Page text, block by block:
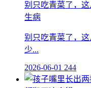
别只吃青菜了，
生病
别只吃青菜了，
少...
2026-06-01 244